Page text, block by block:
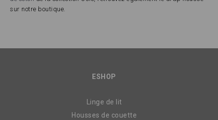
sur notre boutique.
ESHOP
Linge de lit
Housses de couette